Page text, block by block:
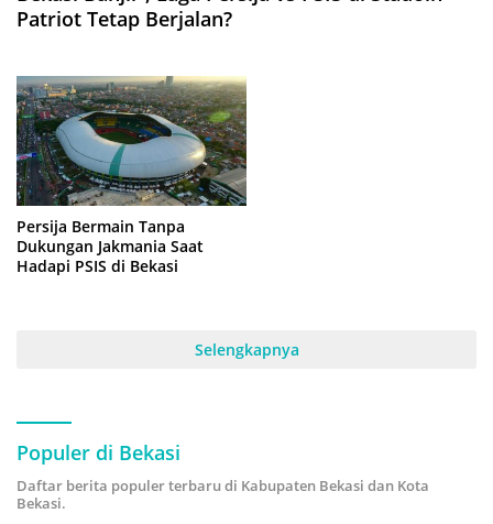
Patriot Tetap Berjalan?
Persija Bermain Tanpa
Dukungan Jakmania Saat
Hadapi PSIS di Bekasi
Selengkapnya
Populer di Bekasi
Daftar berita populer terbaru di Kabupaten Bekasi dan Kota
Bekasi.